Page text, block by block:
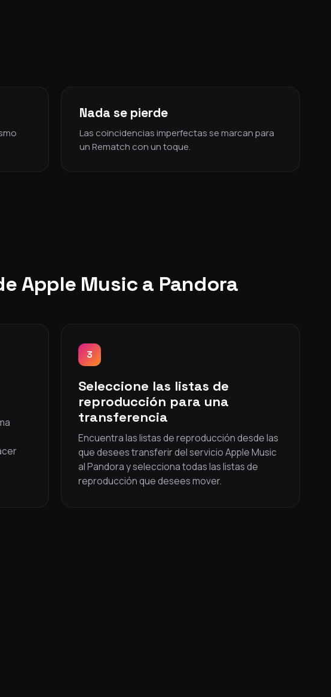
Nada se pierde
Las coincidencias imperfectas se marcan para
un Rematch con un toque.
Apple Music a Pandora
3
Seleccione las listas de
reproducción para una
transferencia
Encuentra las listas de reproducción desde las
que desees transferir del servicio Apple Music
al Pandora y selecciona todas las listas de
reproducción que desees mover.